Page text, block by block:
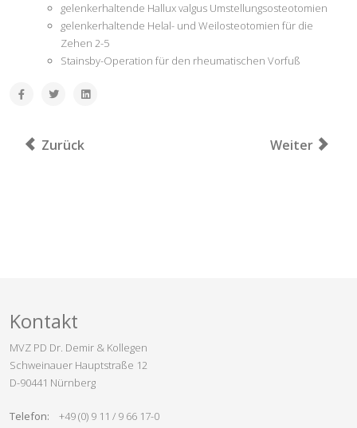
gelenkerhaltende Hallux valgus Umstellungsosteotomien
gelenkerhaltende Helal- und Weilosteotomien für die
Zehen 2-5
Stainsby-Operation für den rheumatischen Vorfuß
Vorheriger Beitrag: Individuelle
Zurück Nächster
Weiter
Kontakt
MVZ PD Dr. Demir & Kollegen
Schweinauer Hauptstraße 12
D-90441 Nürnberg
Telefon: +49 (0) 9 11 / 9 66 17-0